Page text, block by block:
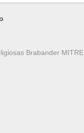
Brabander MITRE